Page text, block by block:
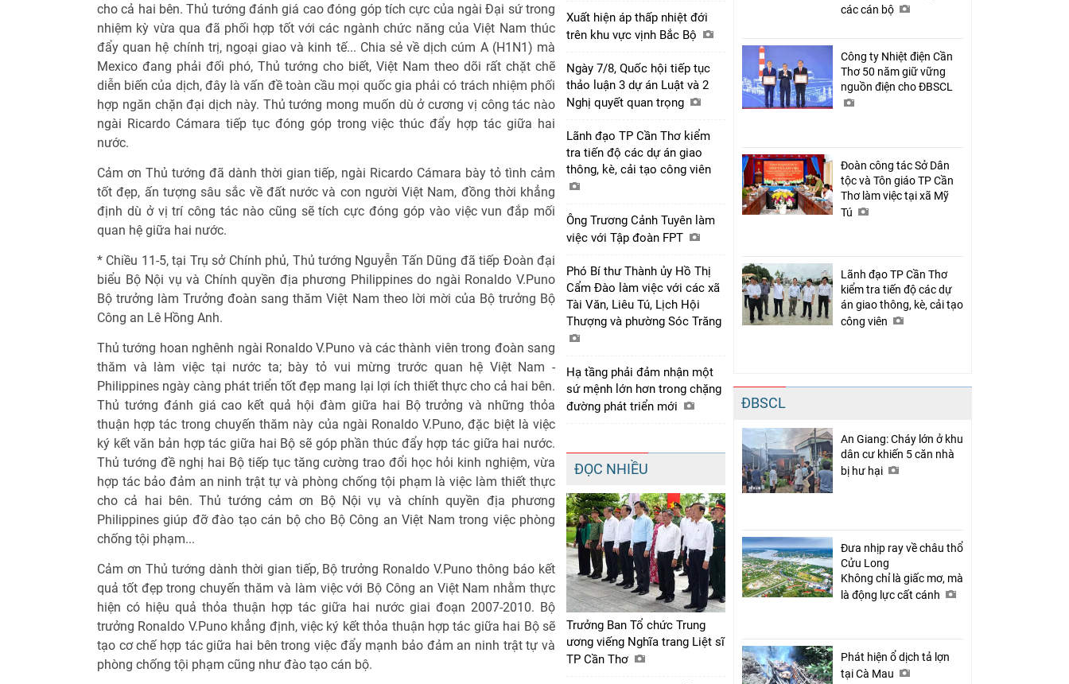
cho cả hai bên. Thủ tướng đánh giá cao đóng góp tích cực của ngài Đại sứ trong
nhiệm kỳ vừa qua đã phối hợp tốt với các ngành chức năng của Việt Nam thúc
đẩy quan hệ chính trị, ngoại giao và kinh tế... Chia sẻ về dịch cúm A (H1N1) mà
Mexico đang phải đối phó, Thủ tướng cho biết, Việt Nam theo dõi rất chặt chẽ
diễn biến của dịch, đây là vấn đề toàn cầu mọi quốc gia phải có trách nhiệm phối
hợp ngăn chặn đại dịch này. Thủ tướng mong muốn dù ở cương vị công tác nào
ngài Ricardo Cámara tiếp tục đóng góp trong việc thúc đẩy hợp tác giữa hai
nước.
Cảm ơn Thủ tướng đã dành thời gian tiếp, ngài Ricardo Cámara bày tỏ tình cảm
tốt đẹp, ấn tượng sâu sắc về đất nước và con người Việt Nam, đồng thời khẳng
định dù ở vị trí công tác nào cũng sẽ tích cực đóng góp vào việc vun đắp mối
quan hệ giữa hai nước.
* Chiều 11-5, tại Trụ sở Chính phủ, Thủ tướng Nguyễn Tấn Dũng đã tiếp Đoàn đại
biểu Bộ Nội vụ và Chính quyền địa phương Philippines do ngài Ronaldo V.Puno
Bộ trưởng làm Trưởng đoàn sang thăm Việt Nam theo lời mời của Bộ trưởng Bộ
Công an Lê Hồng Anh.
Thủ tướng hoan nghênh ngài Ronaldo V.Puno và các thành viên trong đoàn sang
thăm và làm việc tại nước ta; bày tỏ vui mừng trước quan hệ Việt Nam -
Philippines ngày càng phát triển tốt đẹp mang lại lợi ích thiết thực cho cả hai bên.
Thủ tướng đánh giá cao kết quả hội đàm giữa hai Bộ trưởng và những thỏa
thuận hợp tác trong chuyến thăm này của ngài Ronaldo V.Puno, đặc biệt là việc
ký kết văn bản hợp tác giữa hai Bộ sẽ góp phần thúc đẩy hợp tác giữa hai nước.
Thủ tướng đề nghị hai Bộ tiếp tục tăng cường trao đổi học hỏi kinh nghiệm, vừa
hợp tác bảo đảm an ninh trật tự và phòng chống tội phạm là việc làm thiết thực
cho cả hai bên. Thủ tướng cảm ơn Bộ Nội vụ và chính quyền địa phương
Philippines giúp đỡ đào tạo cán bộ cho Bộ Công an Việt Nam trong việc phòng
chống tội phạm...
Cảm ơn Thủ tướng dành thời gian tiếp, Bộ trưởng Ronaldo V.Puno thông báo kết
quả tốt đẹp trong chuyến thăm và làm việc với Bộ Công an Việt Nam nhằm thực
hiện có hiệu quả thỏa thuận hợp tác giữa hai nước giai đoạn 2007-2010. Bộ
trưởng Ronaldo V.Puno khẳng định, việc ký kết thỏa thuận hợp tác giữa hai Bộ sẽ
tạo cơ chế hợp tác giữa hai bên trong việc đẩy mạnh bảo đảm an ninh trật tự và
phòng chống tội phạm cũng như đào tạo cán bộ.
Xuất hiện áp thấp nhiệt đới
trên khu vực vịnh Bắc Bộ
Ngày 7/8, Quốc hội tiếp tục
thảo luận 3 dự án Luật và 2
Nghị quyết quan trọng
Lãnh đạo TP Cần Thơ kiểm
tra tiến độ các dự án giao
thông, kè, cải tạo công viên
Ông Trương Cảnh Tuyên làm
việc với Tập đoàn FPT
Phó Bí thư Thành ủy Hồ Thị
Cẩm Đào làm việc với các xã
Tài Văn, Liêu Tú, Lịch Hội
Thượng và phường Sóc Trăng
Hạ tầng phải đảm nhận một
sứ mệnh lớn hơn trong chặng
đường phát triển mới
ĐỌC NHIỀU
Trưởng Ban Tổ chức Trung
ương viếng Nghĩa trang Liệt sĩ
TP Cần Thơ
các cán bộ
Công ty Nhiệt điện Cần
Thơ 50 năm giữ vững
nguồn điện cho ĐBSCL
Đoàn công tác Sở Dân
tộc và Tôn giáo TP Cần
Thơ làm việc tại xã Mỹ
Tú
Lãnh đạo TP Cần Thơ
kiểm tra tiến độ các dự
án giao thông, kè, cải tạo
công viên
ĐBSCL
An Giang: Cháy lớn ở khu
dân cư khiến 5 căn nhà
bị hư hại
Đưa nhịp ray về châu thổ
Cửu Long
Không chỉ là giấc mơ, mà
là động lực cất cánh
Phát hiện ổ dịch tả lợn
tại Cà Mau